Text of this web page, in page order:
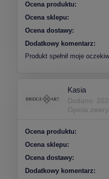
Ocena produktu:
Ocena sklepu:
Ocena dostawy:
Dodatkowy komentarz:
Produkt spełnił moje
Kasia
Dodano:
Opinia
Ocena produktu:
Ocena sklepu:
Ocena dostawy:
Dodatkowy komentarz: